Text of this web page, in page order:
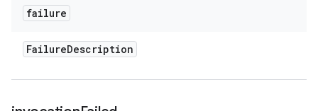
failure
FailureDescription